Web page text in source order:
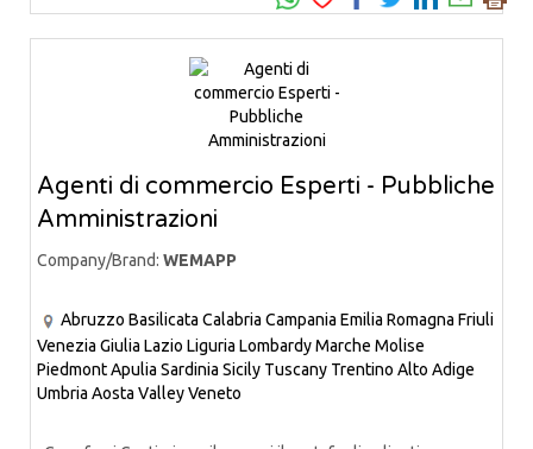
Agenti di commercio Esperti - Pubbliche
Amministrazioni
Company/Brand: WEMAPP
Abruzzo Basilicata Calabria Campania Emilia Romagna Friuli
Venezia Giulia Lazio Liguria LombardyMarche Molise
PiedmontApulia Sardinia Sicily Tuscany Trentino Alto Adige
Umbria Aosta ValleyVeneto